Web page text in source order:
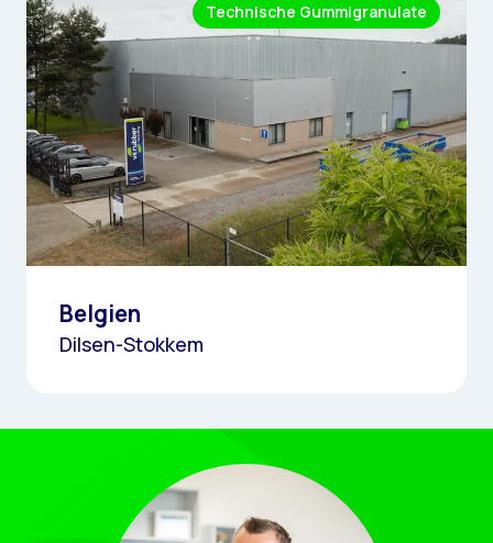
Technische Gummigranulate
Belgien
Dilsen-Stokkem